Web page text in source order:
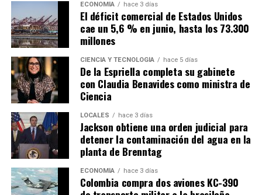
ECONOMÍA hace 3 días
El déficit comercial de Estados Unidos
cae un 5,6 % en junio, hasta los 73.300
millones
CIENCIA Y TECNOLOGÍA hace 5 días
De la Espriella completa su gabinete
con Claudia Benavides como ministra de
Ciencia
LOCALES hace 3 días
Jackson obtiene una orden judicial para
detener la contaminación del agua en la
planta de Brenntag
ECONOMÍA hace 3 días
Colombia compra dos aviones KC-390